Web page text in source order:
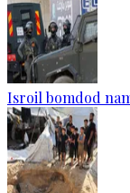
Isroil bomdod